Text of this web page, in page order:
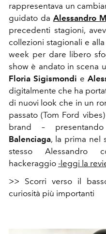
rappresentava un
guidato da Alessandro
precedenti stagioni,
collezioni stagionali e
week per dare libero
show è andato in scena
Floria Sigismondi e
digitalmente che ha
di nuovi look che in un
passato (Tom Ford
brand –
Balenciaga, la prima nel
stesso Alessandro
hackeraggio -leggi la
>> Scorri verso il
curiosità più importanti